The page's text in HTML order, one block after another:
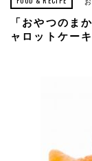
「おやつのま
ャロットケー